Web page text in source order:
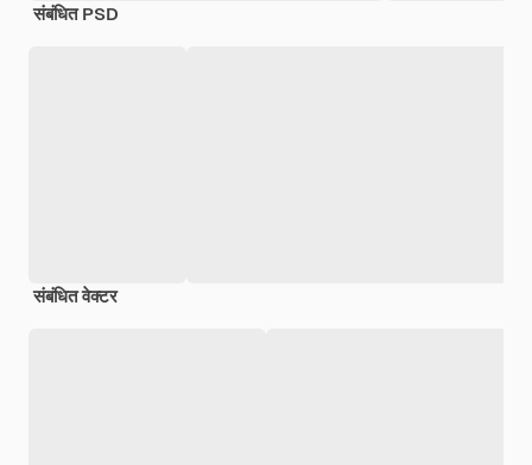
संबंधित PSD
संबंधित वेक्टर